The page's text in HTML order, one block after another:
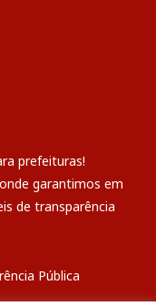
prefeituras!
garantimos em
de transparência
Pública